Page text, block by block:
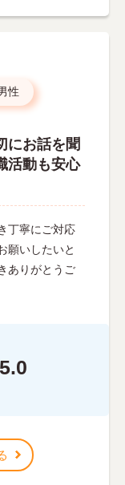
性
にお話を聞
活動も安心
丁寧にご対応
願いしたいと
ありがとうご
5.0